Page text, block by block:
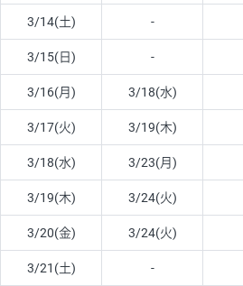
3/14(土) -
3/15(日) -
3/16(月) 3/18(水)
3/17(火) 3/19(木)
3/18(水) 3/23(月)
3/19(木) 3/24(火)
3/20(金) 3/24(火)
3/21(土) -